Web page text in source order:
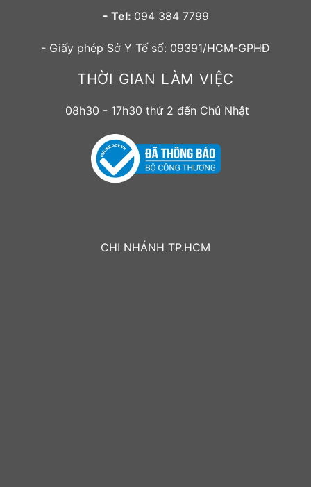
- Tel: 094 384 7799
- Giấy phép Sở Y Tế số: 09391/HCM-GPHĐ
THỜI GIAN LÀM VIỆC
08h30 - 17h30 thứ 2 đến Chủ Nhật
CHI NHÁNH TP.HCM